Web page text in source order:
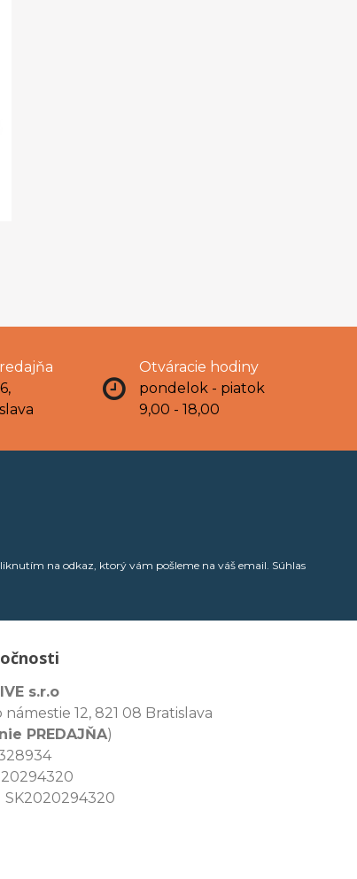
Otváracie hodiny
pondelok - piatok
9,00 - 18,00
na odkaz, ktorý vám pošleme na váš email. Súhlas
s.r.o
12, 821 08 Bratislava
PREDAJŇA)
SK2020294320